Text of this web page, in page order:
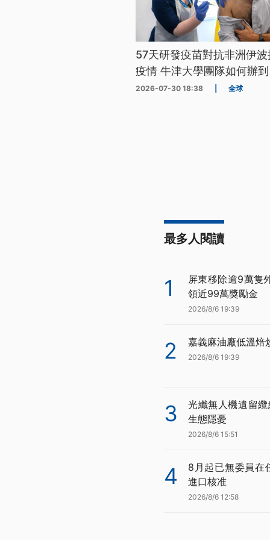
57天研發疫苗對抗非洲伊
疫情 牛津大學團隊如何辦
2026-07-30 18:38 全球
最多人閱讀
1
屏東移除逾9萬隻
領近99萬獎勵金
2026/8/6 19:39
2 嘉義麻油廠低溫焙
2026/8/6 19:39
3
光纖無人機遺留
生態隱憂
2026/8/6 15:51
4
8月起已無委員在
進口核准
2026/8/6 12:58